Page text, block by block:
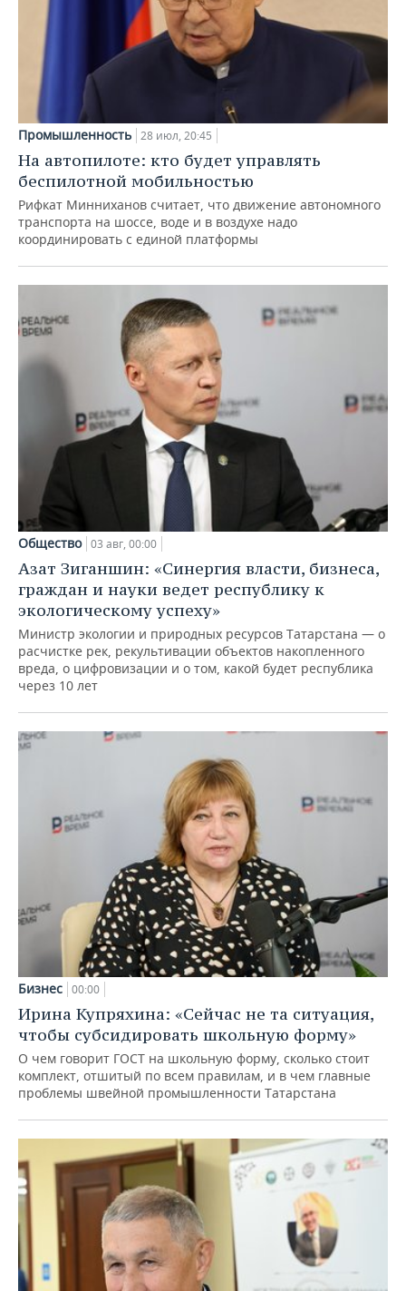
Промышленность 28 июл, 20:45
На автопилоте: кто будет управлять
беспилотной мобильностью
Рифкат Минниханов считает, что движение автономного
транспорта на шоссе, воде и в воздухе надо
координировать с единой платформы
Общество 03 авг, 00:00
Азат Зиганшин: «Синергия власти, бизнеса,
граждан и науки ведет республику к
экологическому успеху»
Министр экологии и природных ресурсов Татарстана — о
расчистке рек, рекультивации объектов накопленного
вреда, о цифровизации и о том, какой будет республика
через 10 лет
Бизнес 00:00
Ирина Купряхина: «Сейчас не та ситуация,
чтобы субсидировать школьную форму»
О чем говорит ГОСТ на школьную форму, сколько стоит
комплект, отшитый по всем правилам, и в чем главные
проблемы швейной промышленности Татарстана